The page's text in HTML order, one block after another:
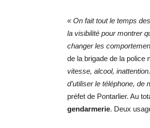
« On fait tout le temps
la visibilité pour montrer
changer les
de la brigade de la police
vitesse, alcool,
d’utiliser le téléphone,
préfet de Pontarlier. Au
gendarmerie. Deux